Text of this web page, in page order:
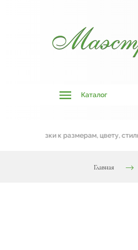
Каталог
к размерам, цвету, стилю
Главная